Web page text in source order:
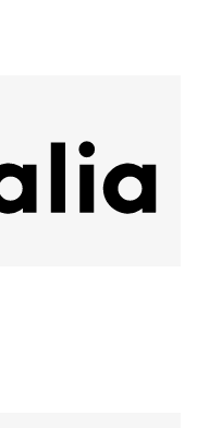
Zeitschriften Abo